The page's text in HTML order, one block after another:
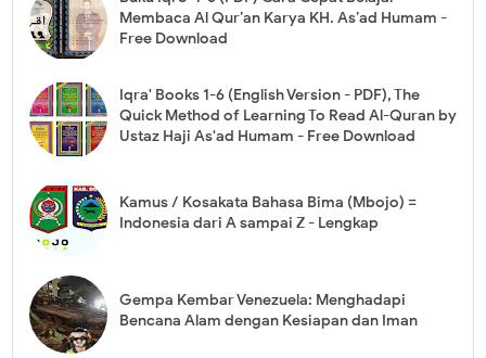
Membaca Al Qur’an Karya KH. As’ad Humam -
Free Download
Iqra' Books 1-6 (English Version - PDF), The
Quick Method of Learning To Read Al-Quran by
Ustaz Haji As'ad Humam - Free Download
Kamus / Kosakata Bahasa Bima (Mbojo) =
Indonesia dari A sampai Z - Lengkap
Gempa Kembar Venezuela: Menghadapi
Bencana Alam dengan Kesiapan dan Iman